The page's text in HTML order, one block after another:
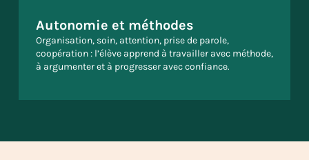
Autonomie et méthodes
Organisation, soin, attention, prise de parole,
coopération : l’élève apprend à travailler avec méthode,
à argumenter et à progresser avec confiance.